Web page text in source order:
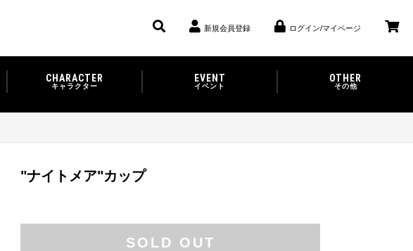
新規会員登録 ログイン/マイページ
CHARACTER
キャラクター
EVENT
イベント
OTHER
その他
"ナイトメア"カップ
SOLD OUT